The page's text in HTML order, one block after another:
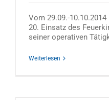
Vom 29.09.-
20. Einsatz des
seiner operativen
Weiterlesen